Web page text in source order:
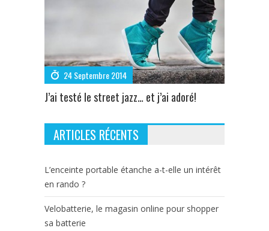
24 Septembre 2014
J’ai testé le street jazz… et j’ai adoré!
ARTICLES RÉCENTS
L’enceinte portable étanche a-t-elle un intérêt
en rando ?
Velobatterie, le magasin online pour shopper
sa batterie